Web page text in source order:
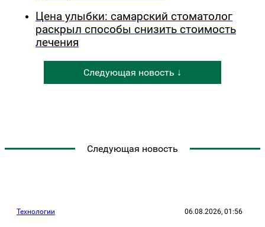
Цена улыбки: самарский стоматолог
раскрыл способы снизить стоимость
лечения
Следующая новость ↓
Следующая новость
Технологии 06.08.2026, 01:56